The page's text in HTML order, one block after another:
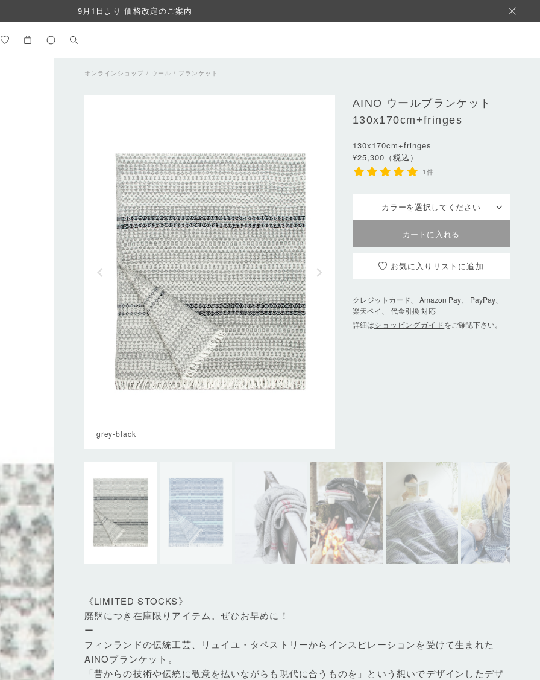
9月1日より 価格改定のご案内
オンラインショップ / ウール / ブランケット
grey-black
AINO ウールブランケット
130x170cm+fringes
130x170cm+fringes
¥25,300（税込）
1件
カラーを選択してください
お気に入りリスト
クレジットカード、 Amazon Pay、 PayPay、
楽天ペイ、 代金引換 対応
詳細はショッピングガイドをご確認下さい。
《LIMITED STOCKS》
廃盤につき在庫限りアイテム。ぜひお早めに！
ー
フィンランドの伝統工芸、リュイユ・タペストリーからインスピレーションを受けて生まれた
AINOブランケット。
「昔からの技術や伝統に敬意を払いながらも現代に合うものを」という想いでデザインしたデザ